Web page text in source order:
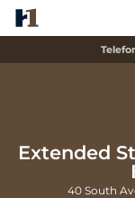
Extended
40 South